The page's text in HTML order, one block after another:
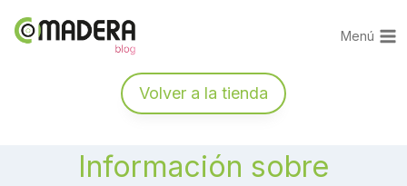
Menú
Volver a la tienda
Información sobre